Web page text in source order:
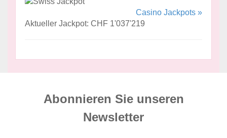
Casino Jackpots »
Aktueller Jackpot: CHF 1'037'219
Abonnieren Sie unseren
News­letter